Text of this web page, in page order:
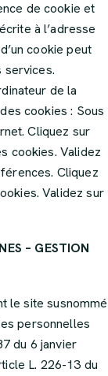
de cookie et
à l’adresse
cookie peut
services.
de la
cookies : Sous
Cliquez sur
cookies. Validez
Cliquez
Validez sur
– GESTION
le site susnommé
personnelles
du 6 janvier
L. 226-13 du